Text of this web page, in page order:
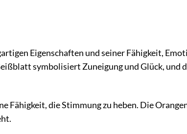
Eigenschaften und seiner Fähigkeit,
symbolisiert Zuneigung und Glück, und
Fähigkeit, die Stimmung zu heben. Die